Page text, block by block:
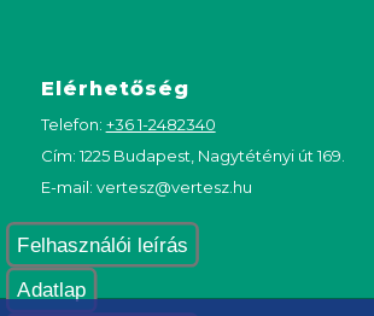
Adatlap
Felhasználói leírás
Elérhetőség
Telefon: +36 1-2482340
Cím: 1225 Budapest, Nagytétényi út 169.
E-mail: vertesz@vertesz.hu